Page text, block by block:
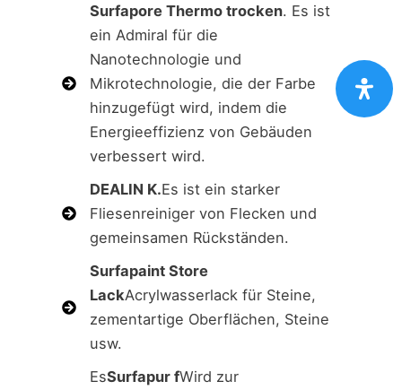
Surfapore Thermo trocken. Es ist
ein Admiral für die
Nanotechnologie und
Mikrotechnologie, die der Farbe
hinzugefügt wird, indem die
Energieeffizienz von Gebäuden
verbessert wird.
DEALIN K.Es ist ein starker
Fliesenreiniger von Flecken und
gemeinsamen Rückständen.
Surfapaint Store
LackAcrylwasserlack für Steine,
zementartige Oberflächen, Steine ​​
usw.
EsSurfapur fWird zur